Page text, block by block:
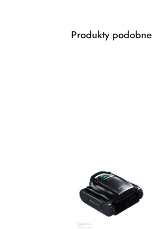
Pomiń karuzelę produktów
Produkty
Produkty podobne